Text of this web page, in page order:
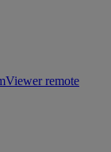
remote